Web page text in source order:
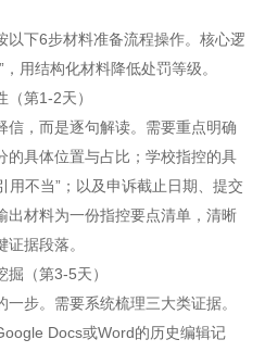
以下6步材料准备流程操作。核心逻
用结构化材料降低处罚等级。
第1-2天）
信，而是逐句解读。需要重点明确
的具体位置与占比；学校指控的具
不当”；以及申诉截止日期、提交
出材料为一份指控要点清单，清晰
据段落。
（第3-5天）
步。需要系统梳理三大类证据。
Docs或Word的历史编辑记